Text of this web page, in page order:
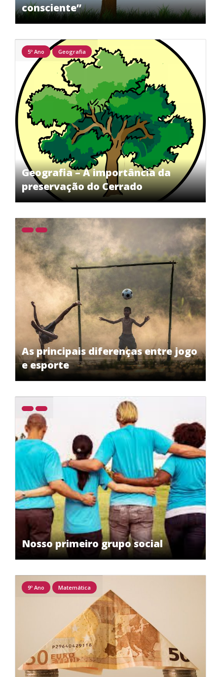
consciente”
Geografia – A importância da
preservação do Cerrado
5º Ano Geografia
As principais diferenças entre jogo
e esporte
Nosso primeiro grupo social
9º Ano Matemática